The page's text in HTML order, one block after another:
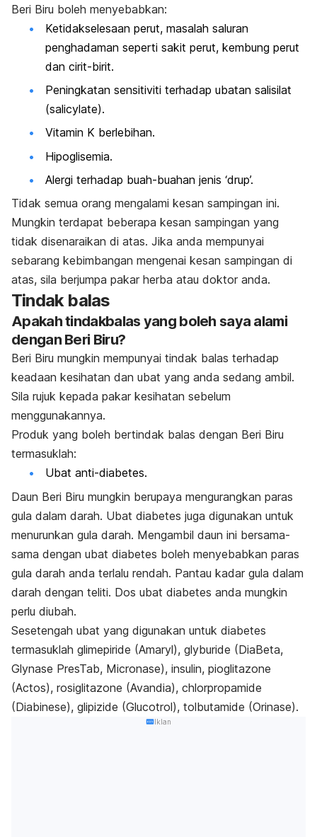
Beri Biru boleh menyebabkan:
Ketidakselesaan perut, masalah saluran
penghadaman seperti sakit perut, kembung perut
dan cirit-birit.
Peningkatan sensitiviti terhadap ubatan salisilat
(salicylate).
Vitamin K berlebihan.
Hipoglisemia.
Alergi terhadap buah-buahan jenis ‘drup’.
Tidak semua orang mengalami kesan sampingan ini.
Mungkin terdapat beberapa kesan sampingan yang
tidak disenaraikan di atas. Jika anda mempunyai
sebarang kebimbangan mengenai kesan sampingan di
atas, sila berjumpa pakar herba atau doktor anda.
Tindak balas
Apakah tindakbalas yang boleh saya alami
dengan Beri Biru?
Beri Biru mungkin mempunyai tindak balas terhadap
keadaan kesihatan dan ubat yang anda sedang ambil.
Sila rujuk kepada pakar kesihatan sebelum
menggunakannya.
Produk yang boleh bertindak balas dengan Beri Biru
termasuklah:
Ubat anti-diabetes.
Daun Beri Biru mungkin berupaya mengurangkan paras
gula dalam darah. Ubat diabetes juga digunakan untuk
menurunkan gula darah. Mengambil daun ini bersama-
sama dengan ubat diabetes boleh menyebabkan paras
gula darah anda terlalu rendah. Pantau kadar gula dalam
darah dengan teliti. Dos ubat diabetes anda mungkin
perlu diubah.
Sesetengah ubat yang digunakan untuk diabetes
termasuklah glimepiride (Amaryl), glyburide (DiaBeta,
Glynase PresTab, Micronase), insulin, pioglitazone
(Actos), rosiglitazone (Avandia), chlorpropamide
(Diabinese), glipizide (Glucotrol), tolbutamide (Orinase).
Iklan